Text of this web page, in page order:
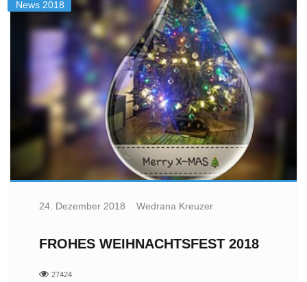
News 2018
24. Dezember 2018 Wedrana Kreuzer
FROHES WEIHNACHTSFEST 2018
27424